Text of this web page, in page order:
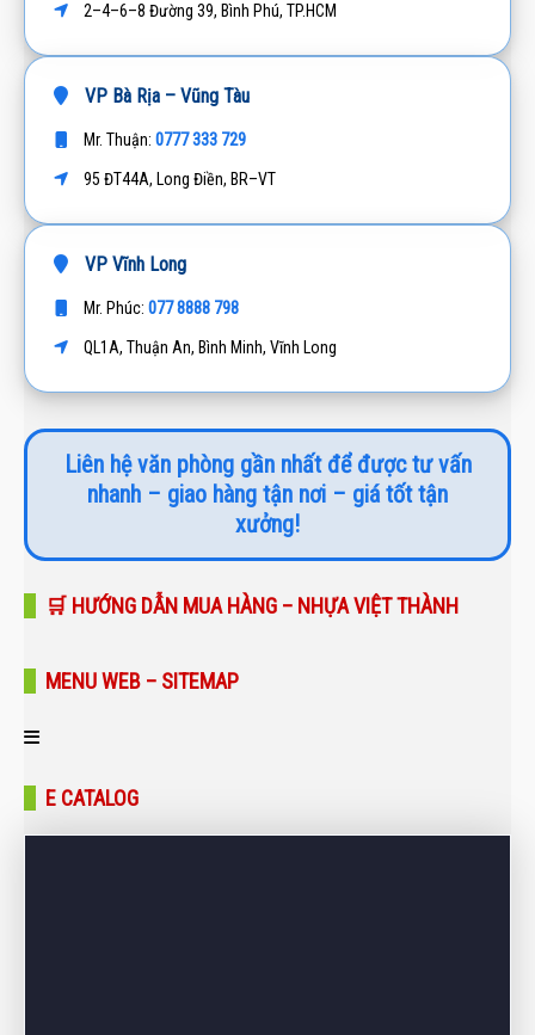
2–4–6–8 Đường 39, Bình Phú, TP.HCM
VP Bà Rịa – Vũng Tàu
Mr. Thuận: 0777 333 729
95 ĐT44A, Long Điền, BR–VT
VP Vĩnh Long
Mr. Phúc: 077 8888 798
QL1A, Thuận An, Bình Minh, Vĩnh Long
Liên hệ văn phòng gần nhất để được tư vấn
nhanh – giao hàng tận nơi – giá tốt tận
xưởng!
🛒 HƯỚNG DẪN MUA HÀNG – NHỰA VIỆT THÀNH
MENU WEB – SITEMAP
Trang chủ
E CATALOG